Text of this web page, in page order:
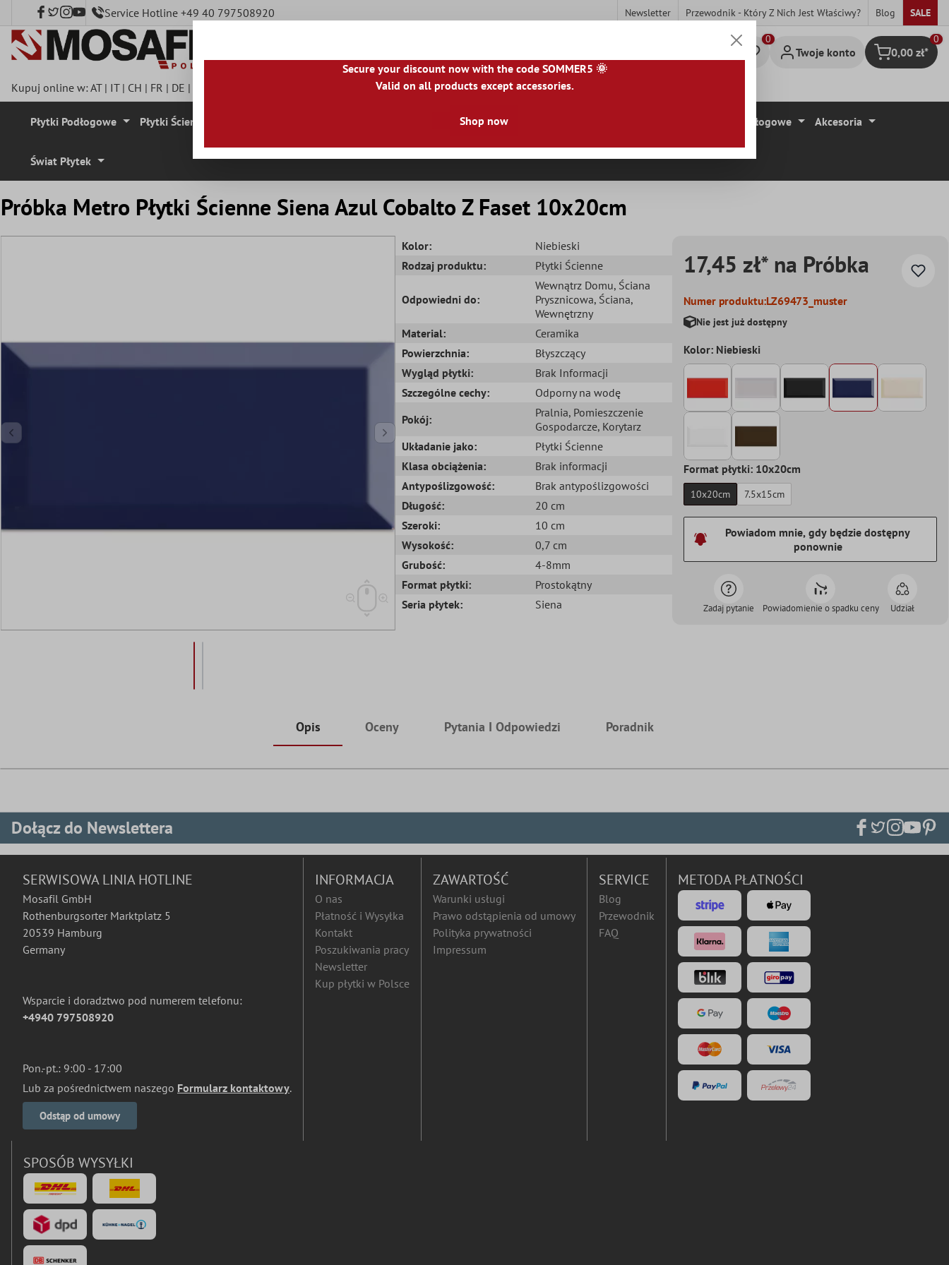
zawartości Service Hotline +49 40 797508920 Newsletter Przewodnik - Który Z Nich Jest Właściwy? Blog SALE
Twoje konto Koszyk
0
0,00 zł*
Kupuj online w:AT| IT| CH | FR | DE | |PT| FI|GR |RO|NO |HU|BG|HR|LU
Płytki Podłogowe Płytki Ścienne Płytki Tarasowe Wykładziny Podłogowe Akcesoria
Świat Płytek
Próbka Metro Płytki Ścienne Siena Azul Cobalto Z Faset 10x20cm
Kolor:
Niebieski
Rodzaj produktu:
Płytki Ścienne
Odpowiedni do:
Wewnątrz Domu, Ściana
Prysznicowa, Ściana,
Wewnętrzny
Material:
Ceramika
Powierzchnia:
Błyszczący
Wygląd płytki:
Brak Informacji
Szczególne cechy:
Odporny na wodę
Pokój:
Pralnia, Pomieszczenie
Gospodarcze, Korytarz
Układanie jako:
Płytki Ścienne
Klasa obciążenia:
Brak informacji
Antypoślizgowość:
Brak antypoślizgowości
Długość:
20 cm
Szeroki:
10 cm
Wysokość:
0,7 cm
Grubość:
4-8mm
Format płytki:
Prostokątny
Seria płytek:
Siena
17,45 zł* na Próbka
Numer produktu:LZ69473_muster
Nie jest już dostępny
Kolor: Niebieski
Format płytki: 10x20cm
10x20cm 7.5x15cm
Powiadom mnie, gdy będzie dostępny
ponownie
Zadaj pytanie Powiadomienie o spadku ceny Udział
Opis Oceny Pytania I Odpowiedzi Poradnik
Dołącz do Newslettera
SERWISOWA LINIA HOTLINE
Mosafil GmbH
Rothenburgsorter Marktplatz 5
20539 Hamburg
Germany
Wsparcie i doradztwo pod numerem telefonu:
+4940 797508920
Pon.-pt.: 9:00 - 17:00
Lub za pośrednictwem naszego Formularz kontaktowy.
Odstąp od umowy
INFORMACJA
O nas
Płatność i Wysyłka
Kontakt
Poszukiwania pracy
Newsletter
Kup płytki w Polsce
ZAWARTOŚĆ
Warunki usługi
Prawo odstąpienia od umowy
Polityka prywatności
Impressum
SERVICE
Blog
Przewodnik
FAQ
METODA PŁATNOŚCI
SPOSÓB WYSYŁKI
Secure your discount now with the code SOMMER5 🌞
Valid on all products except accessories.
Shop now